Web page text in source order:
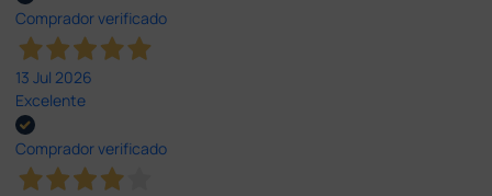
Comprador verificado
13 Jul 2026
Excelente
Comprador verificado